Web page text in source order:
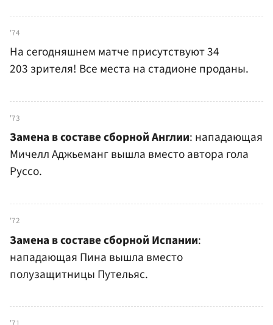
'74
На сегодняшнем матче присутствуют 34
203 зрителя! Все места на стадионе проданы.
'73
Замена в составе сборной Англии: нападающая
Мичелл Аджьеманг вышла вместо автора гола
Руссо.
'72
Замена в составе сборной Испании:
нападающая Пина вышла вместо
полузащитницы Путельяс.